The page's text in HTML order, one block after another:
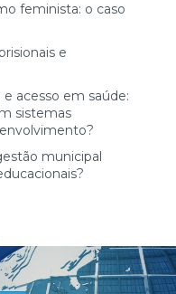
feminista: o caso
e
acesso em saúde:
sistemas
municipal